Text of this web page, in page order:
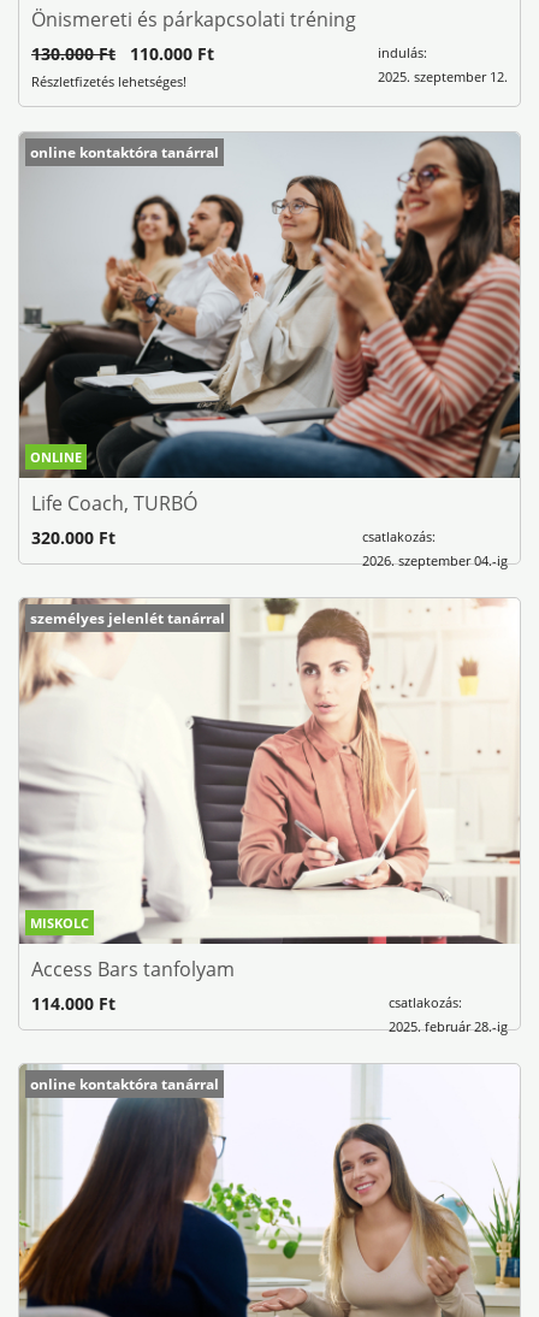
Önismereti és párkapcsolati tréning
indulás:
2025. szeptember 12.
130.000 Ft 110.000 Ft
Részletfizetés lehetséges!
ONLINE
online kontaktóra tanárral
Life Coach, TURBÓ
csatlakozás:
2026. szeptember 04.-ig
320.000 Ft
MISKOLC
személyes jelenlét tanárral
Access Bars tanfolyam
csatlakozás:
2025. február 28.-ig
114.000 Ft
online kontaktóra tanárral